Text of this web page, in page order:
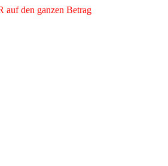
auf den ganzen Betrag